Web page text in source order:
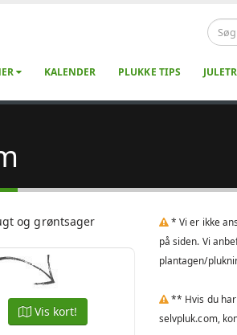
KALENDER PLUKKE TIPS
og grøntsager
Vis kort!
* Vi er ikke
på siden. Vi
plantagen/
** Hvis du
selvpluk.com,